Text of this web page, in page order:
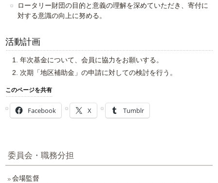
ロータリー財団の目的と意義の理解を深めていただき、寄付に
対する意識の向上に努める。
活動計画
年次基金について、会員に協力をお願いする。
次期「地区補助金」の申請に対しての検討を行う。
このページを共有
Facebook X Tumblr
委員会・職務分担
会場監督